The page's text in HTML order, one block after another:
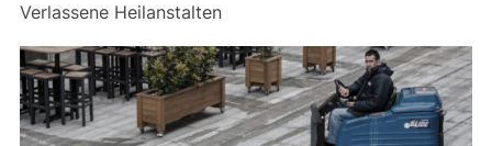
Verlassene Heilanstalten